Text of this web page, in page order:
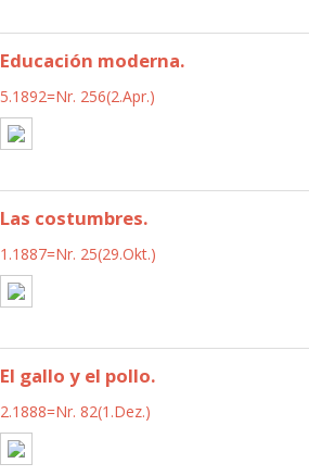
Educación moderna.
5.1892=Nr. 256(2.Apr.)
Las costumbres.
1.1887=Nr. 25(29.Okt.)
El gallo y el pollo.
2.1888=Nr. 82(1.Dez.)